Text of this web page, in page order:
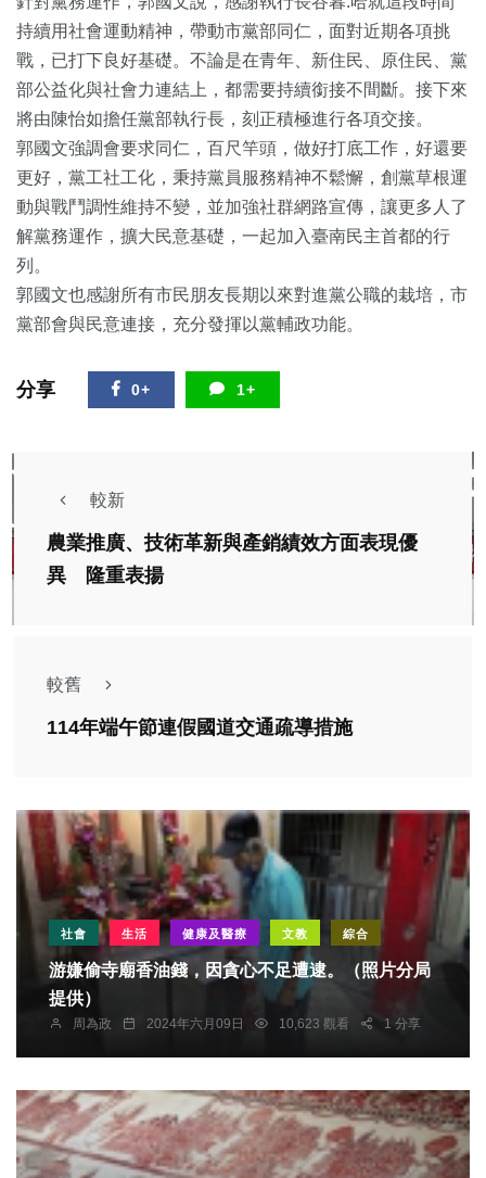
持續用社會運動精神，帶動市黨部同仁，面對近期各項挑
戰，已打下良好基礎。不論是在青年、新住民、原住民、黨
部公益化與社會力連結上，都需要持續銜接不間斷。接下來
將由陳怡如擔任黨部執行長，刻正積極進行各項交接。
郭國文強調會要求同仁，百尺竿頭，做好打底工作，好還要
更好，黨工社工化，秉持黨員服務精神不鬆懈，創黨草根運
動與戰鬥調性維持不變，並加強社群網路宣傳，讓更多人了
解黨務運作，擴大民意基礎，一起加入臺南民主首都的行
列。
郭國文也感謝所有市民朋友長期以來對進黨公職的栽培，市
黨部會與民意連接，充分發揮以黨輔政功能。
分享 0+ 1+
較新
農業推廣、技術革新與產銷績效方面表現優
異 隆重表揚
較舊
114年端午節連假國道交通疏導措施
社會 生活 健康及醫療 文教 綜合
游嫌偷寺廟香油錢，因貪心不足遭逮。（照片分局
提供）
周為政 2024年六月09日 10,623 觀看 1 分享